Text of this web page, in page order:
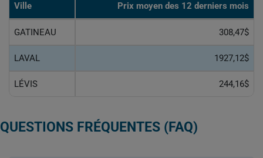
Ville Prix ​​moyen des 12 derniers mois
GATINEAU 308,47$
LAVAL 1927,12$
LÉVIS 244,16$
QUESTIONS FRÉQUENTES (FAQ)